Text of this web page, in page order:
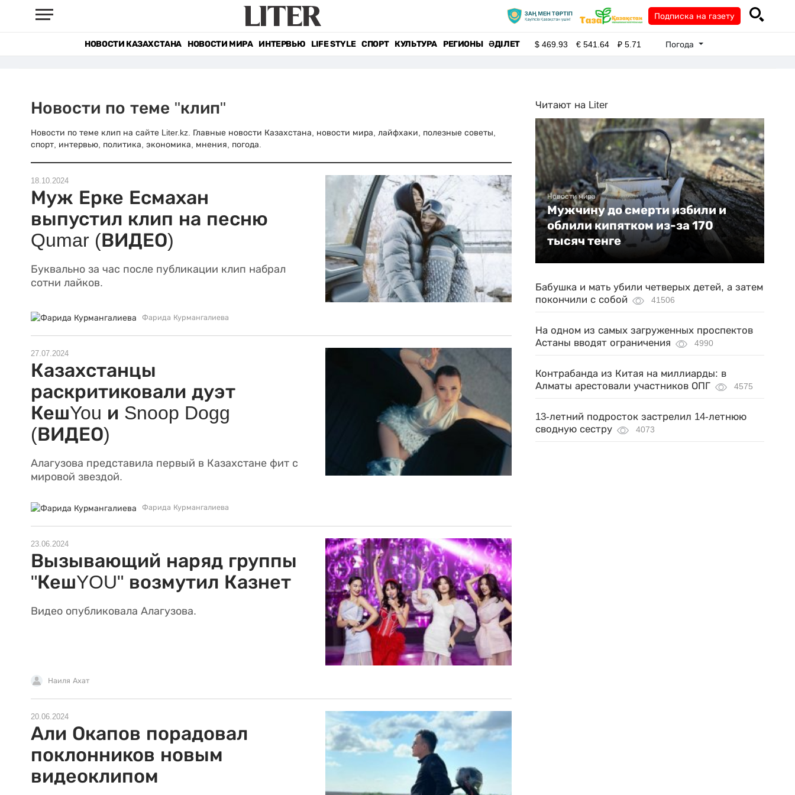
Подписка на газету
НОВОСТИ КАЗАХСТАНА НОВОСТИ МИРА ИНТЕРВЬЮ LIFE STYLE СПОРТ КУЛЬТУРА РЕГИОНЫ ӘДІЛЕТ $469.93 €541.64 ₽5.71 Погода
Новости по теме "клип"
Новости по теме клип на сайте Liter.kz. Главные новости Казахстана, новости мира, лайфхаки, полезные советы,
спорт, интервью, политика, экономика, мнения, погода.
18.10.2024
Муж Ерке Есмахан
выпустил клип на песню
Qumar (ВИДЕО)
Буквально за час после публикации клип набрал
сотни лайков.
Фарида Курмангалиева
27.07.2024
Казахстанцы
раскритиковали дуэт
КешYou и Snoop Dogg
(ВИДЕО)
Алагузова представила первый в Казахстане фит с
мировой звездой.
Фарида Курмангалиева
23.06.2024
Вызывающий наряд группы
"КешYOU" возмутил Казнет
Видео опубликовала Алагузова.
Наиля Ахат
20.06.2024
Али Окапов порадовал
поклонников новым
видеоклипом
Читают на Liter
Новости мира
Мужчину до смерти избили и
облили кипятком из-за 170
тысяч тенге
Бабушка и мать убили четверых детей, а затем
покончили с собой
41506
На одном из самых загруженных проспектов
Астаны вводят ограничения
4990
Контрабанда из Китая на миллиарды: в
Алматы арестовали участников ОПГ
4575
13-летний подросток застрелил 14-летнюю
сводную сестру
4073